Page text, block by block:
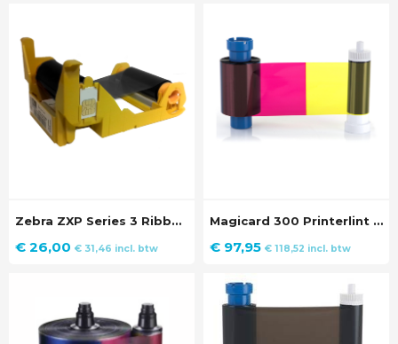
Zebra ZXP Series 3 Ribbon Zwart
€ 26,00 € 31,46 incl. btw
Magicard 300 Printerlint YMCKO (300 prints)
€ 97,95 € 118,52 incl. btw